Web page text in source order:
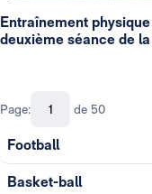
Entraînement
deuxième séance de
Page: de 50
Football
Basket-ball